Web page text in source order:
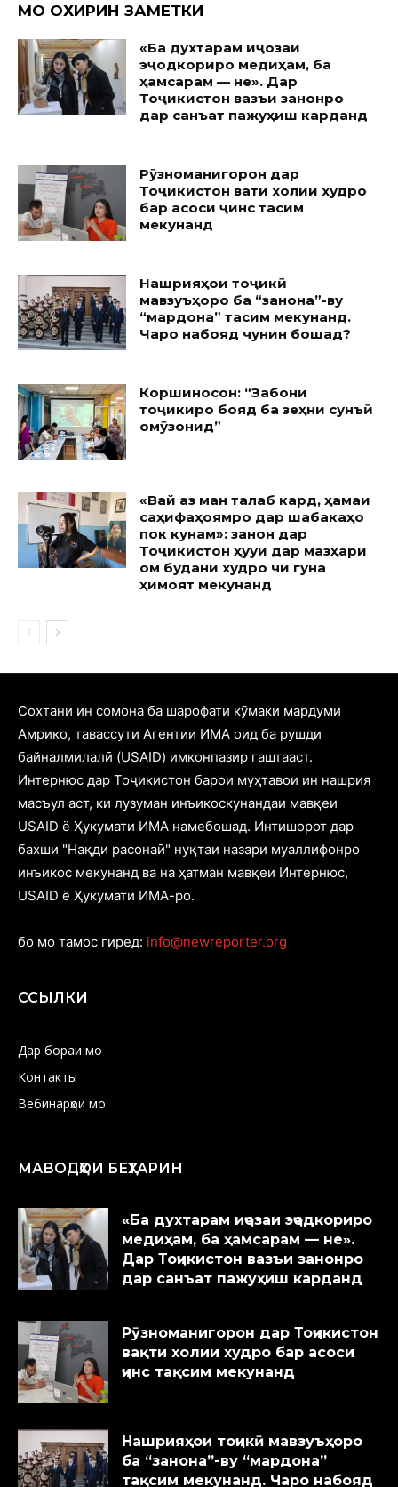
МО ОХИРИН ЗАМЕТКИ
«Ба духтарам иҷозаи
эҷодкориро медиҳам, ба
ҳамсарам — не». Дар
Тоҷикистон вазъи занонро
дар санъат пажуҳиш карданд
Рӯзноманигорон дар
Тоҷикистон вақти холии худро
бар асоси ҷинс тақсим
мекунанд
Нашрияҳои тоҷикӣ
мавзуъҳоро ба “занона”-ву
“мардона” тақсим мекунанд.
Чаро набояд чунин бошад?
Коршиносон: “Забони
тоҷикиро бояд ба зеҳни сунъӣ
омӯзонид”
«Вай аз ман талаб кард, ҳамаи
саҳифаҳоямро дар шабакаҳо
пок кунам»: занон дар
Тоҷикистон ҳуқуқи дар мазҳари
ом будани худро чи гуна
ҳимоят мекунанд
Cохтани ин сомона ба шарофати кӯмаки мардуми
Амрико, тавассути Агентии ИМА оид ба рушди
байналмилалӣ (USAID) имконпазир гаштааст.
Интернюс дар Тоҷикистон барои муҳтавои ин нашрия
масъул аст, ки лузуман инъикоскунандаи мавқеи
USAID ё Ҳукумати ИМА намебошад. Интишорот дар
бахши "Нақди расонаӣ" нуқтаи назари муаллифонро
инъикос мекунанд ва на ҳатман мавқеи Интернюс,
USAID ё Ҳукумати ИМА-ро.
бо мо тамос гиред: info@newreporter.org
ССЫЛКИ
Дар бораи мо
Контакты
Вебинарҳои мо
МАВОДҲОИ БЕҲТАРИН
«Ба духтарам иҷозаи эҷодкориро
медиҳам, ба ҳамсарам — не».
Дар Тоҷикистон вазъи занонро
дар санъат пажуҳиш карданд
Рӯзноманигорон дар Тоҷикистон
вақти холии худро бар асоси
ҷинс тақсим мекунанд
Нашрияҳои тоҷикӣ мавзуъҳоро
ба “занона”-ву “мардона”
тақсим мекунанд. Чаро набояд